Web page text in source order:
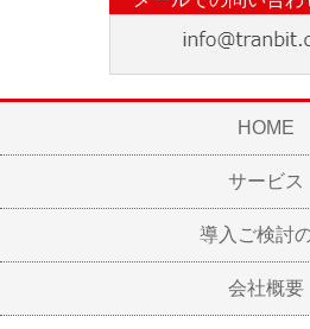
HOME
サービス
導入ご検討
会社概要